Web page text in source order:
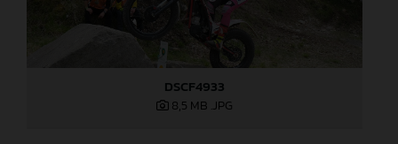
DSCF4933
8,5 MB .JPG